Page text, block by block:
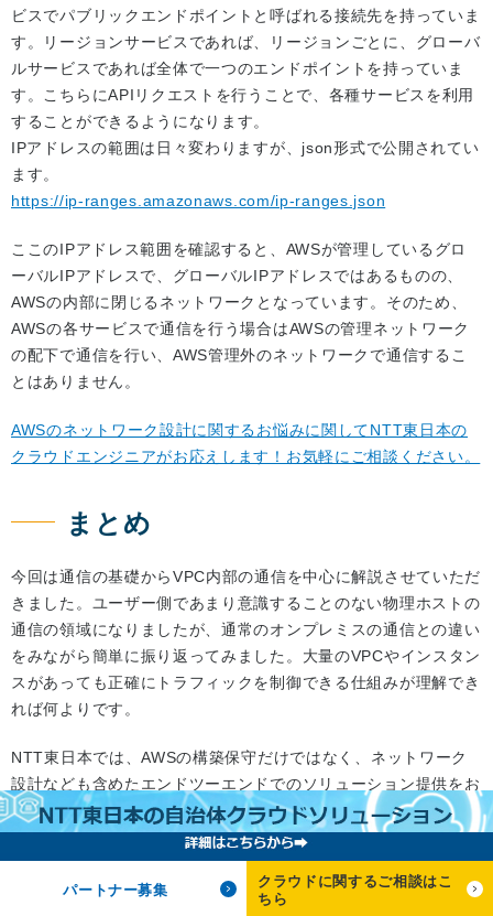
ビスでパブリックエンドポイントと呼ばれる接続先を持っていま
す。リージョンサービスであれば、リージョンごとに、グローバ
ルサービスであれば全体で一つのエンドポイントを持っていま
す。こちらにAPIリクエストを行うことで、各種サービスを利用
することができるようになります。
IPアドレスの範囲は日々変わりますが、json形式で公開されてい
ます。
https://ip-ranges.amazonaws.com/ip-ranges.json
ここのIPアドレス範囲を確認すると、AWSが管理しているグロ
ーバルIPアドレスで、グローバルIPアドレスではあるものの、
AWSの内部に閉じるネットワークとなっています。そのため、
AWSの各サービスで通信を行う場合はAWSの管理ネットワーク
の配下で通信を行い、AWS管理外のネットワークで通信するこ
とはありません。
AWSのネットワーク設計に関するお悩みに関してNTT東日本の
クラウドエンジニアがお応えします！お気軽にご相談ください。
まとめ
今回は通信の基礎からVPC内部の通信を中心に解説させていただ
きました。ユーザー側であまり意識することのない物理ホストの
通信の領域になりましたが、通常のオンプレミスの通信との違い
をみながら簡単に振り返ってみました。大量のVPCやインスタン
スがあっても正確にトラフィックを制御できる仕組みが理解でき
れば何よりです。
NTT東日本では、AWSの構築保守だけではなく、ネットワーク
設計なども含めたエンドツーエンドでのソリューション提供をお
こなっております。
経験値豊かなメンバーがご担当させていただきますので、是非お
気軽にお問い合わせください！
パートナー募集
クラウドに関するご相談はこ
ちら